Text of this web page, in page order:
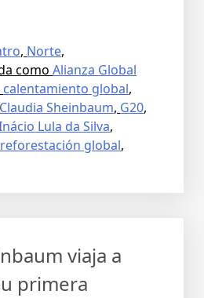
, Norte,
como Alianza Global
calentamiento global,
Claudia Sheinbaum, G20,
Lula da Silva,
reforestación global,
viaja a
primera